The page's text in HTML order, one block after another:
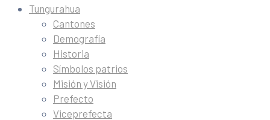
Tungurahua
Cantones
Demografía
Historia
Símbolos patrios
Misión y Visión
Prefecto
Viceprefecta